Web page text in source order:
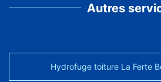
Autres
Hydrofuge toiture La Ferte